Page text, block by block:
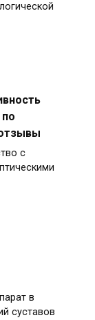
с
в
суставов